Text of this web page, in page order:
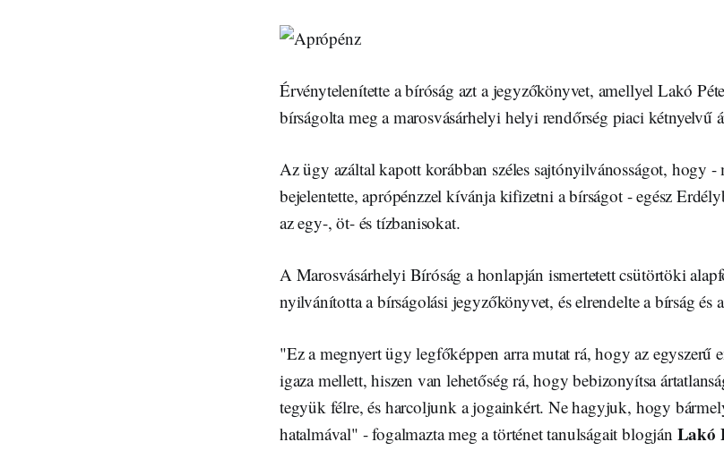
Érvénytelenítette a bíróság azt a jegyzőkönyvet, amellyel Lakó
bírságolta meg a marosvásárhelyi helyi rendőrség piaci kétnyelvű
Az ügy azáltal kapott korábban széles sajtónyilvánosságot, hogy -
bejelentette, aprópénzzel kívánja kifizetni a bírságot - egész
az egy-, öt- és tízbanisokat.
A Marosvásárhelyi Bíróság a honlapján ismertetett csütörtöki
nyilvánította a bírságolási jegyzőkönyvet, és elrendelte a bírság és
"Ez a megnyert ügy legfőképpen arra mutat rá, hogy az egyszerű
igaza mellett, hiszen van lehetőség rá, hogy bebizonyítsa
tegyük félre, és harcoljunk a jogainkért. Ne hagyjuk, hogy
hatalmával" - fogalmazta meg a történet tanulságait blogján Lakó